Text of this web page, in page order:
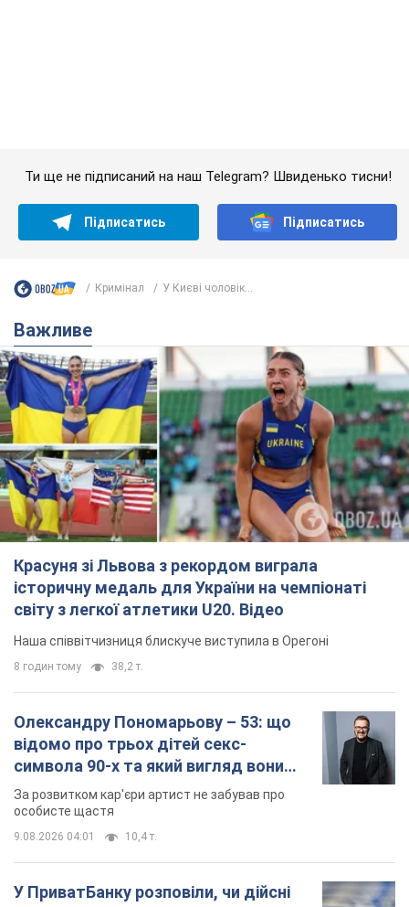
Красуня зі Львова з рекордом виграла
історичну медаль для України на чемпіонаті
світу з легкої атлетики U20. Відео
Наша співвітчизниця блискуче виступила в Орегоні
8 годин тому 38,2 т.
Олександру Пономарьову – 53: що
відомо про трьох дітей секс-
символа 90-х та який вигляд вони
мають
За розвитком кар'єри артист не забував про
долари 1996 року: чи приймають
обмінники та банки такі купюри
приймають старі долари